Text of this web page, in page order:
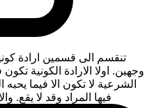
تنقسم الى قسمين ارادة
وجهين. اولا الارادة الكونية تكون
الشرعية لا تكون الا فيما يحبه
فيها المراد وقد لا يقع.